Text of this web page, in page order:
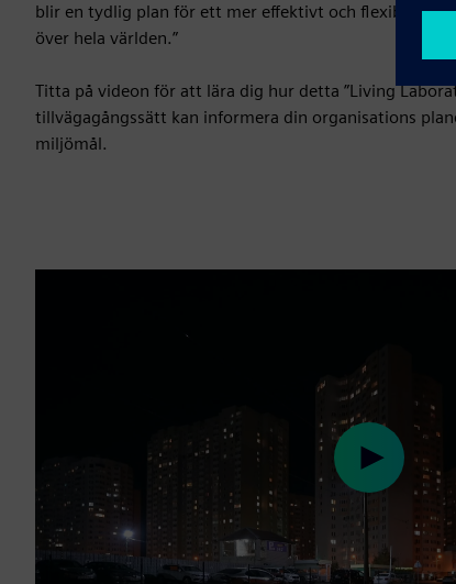
blir en tydlig plan för ett mer effektivt och flexibelt
över hela världen.”
Titta på videon för att lära dig hur detta ”Living
tillvägagångssätt kan informera din organisations
miljömål.
Play